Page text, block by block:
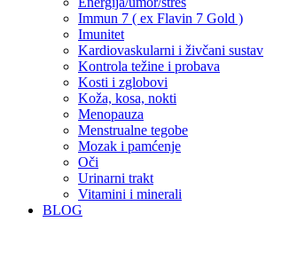
Immun 7 ( ex Flavin 7 Gold )
Imunitet
Kardiovaskularni i živčani sustav
Kontrola težine i probava
Kosti i zglobovi
Koža, kosa, nokti
Menopauza
Menstrualne tegobe
Mozak i pamćenje
Oči
Urinarni trakt
Vitamini i minerali
BLOG